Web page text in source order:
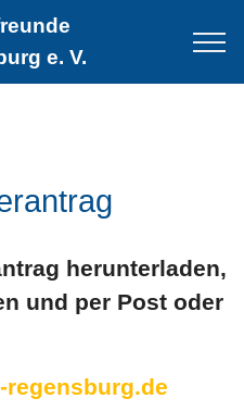
e. V.
herunterladen,
und per Post oder
regensburg.de